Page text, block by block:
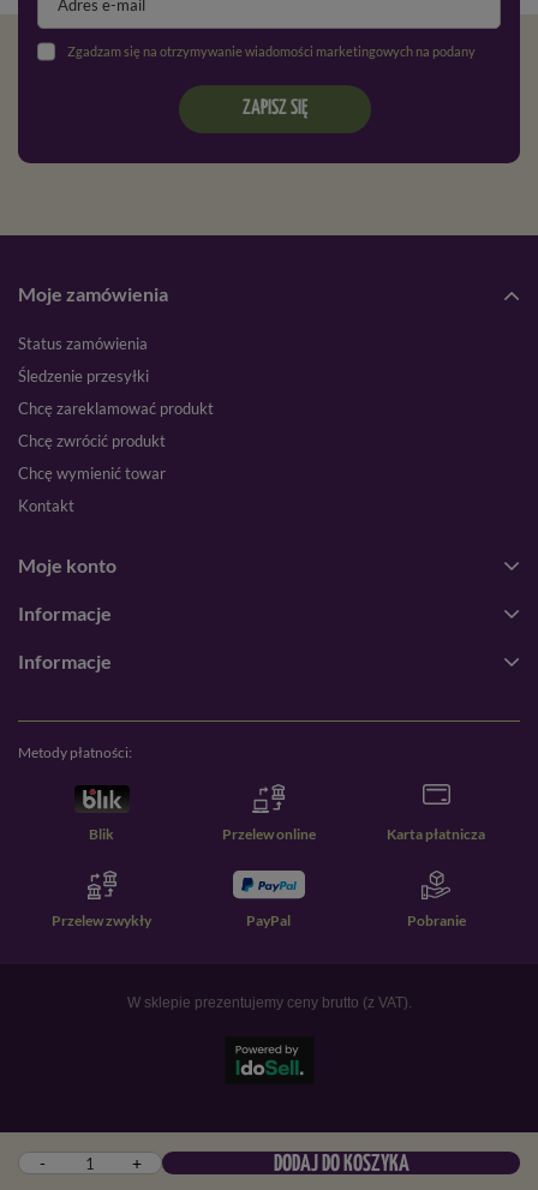
- + DODAJ DO KOSZYKA
Zgadzam się na otrzymywanie wiadomości marketingowych na podany adres e-mail oraz przetwarzanie danych osobowych zgodnie z
ZAPISZ SIĘ
Moje zamówienia
Status zamówienia
Śledzenie przesyłki
Chcę zareklamować produkt
Chcę zwrócić produkt
Chcę wymienić towar
Kontakt
Moje konto
Informacje
Informacje
Metody płatności:
Blik Przelew online Karta płatnicza
Przelew zwykły PayPal Pobranie
W sklepie prezentujemy ceny brutto (z VAT).